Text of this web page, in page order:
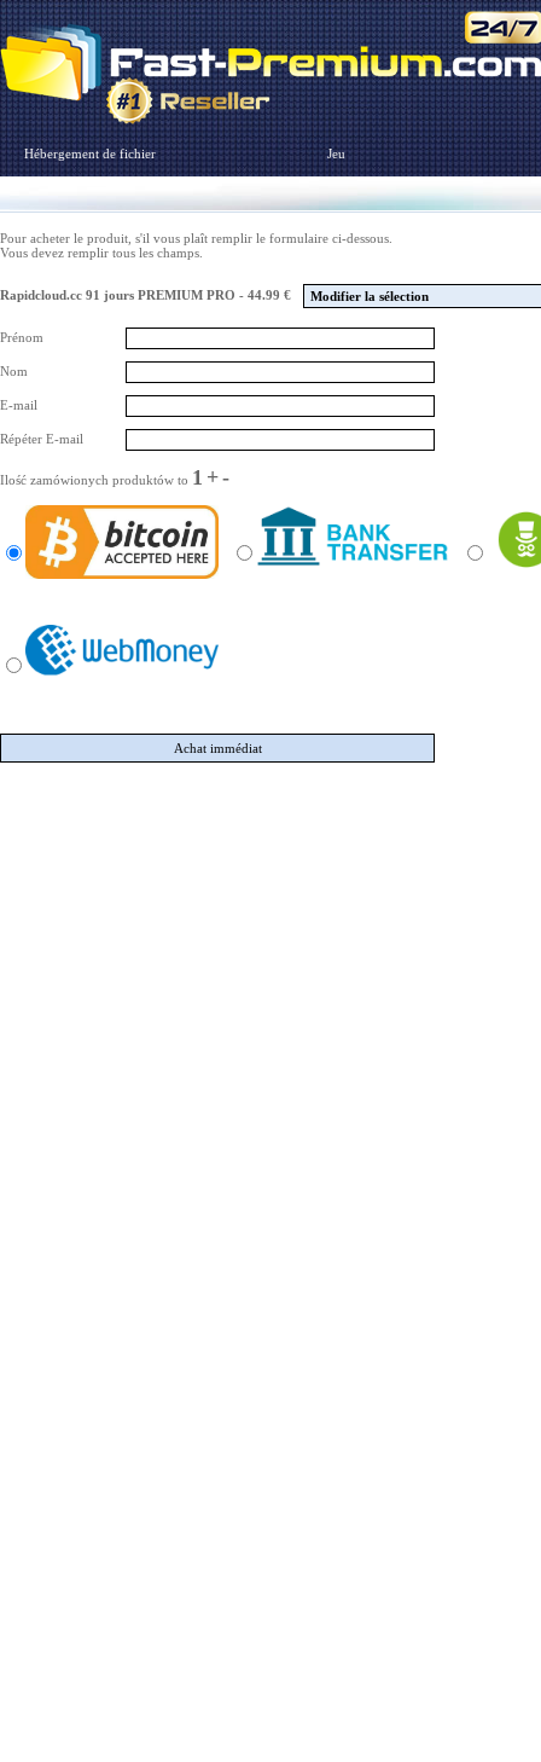
Hébergement de fichier Jeu
Pour acheter le produit, s'il vous plaît remplir le formulaire ci-dessous.
Vous devez remplir tous les champs.
Rapidcloud.cc 91 jours PREMIUM PRO - 44.99 € Modifier la sélection
Prénom
Nom
E-mail
Répéter E-mail
Ilość zamówionych produktów to 1 +-